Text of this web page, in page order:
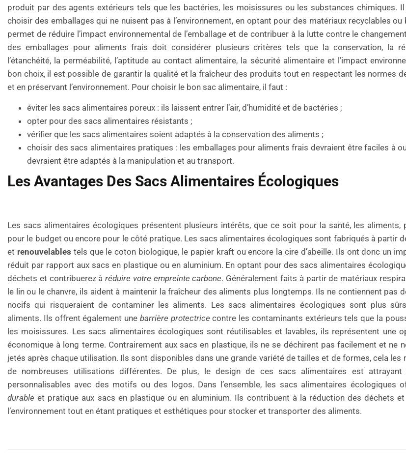
produit par des agents extérieurs tels que les bactéries, les moisissures ou les substances chimiques.
choisir des emballages qui ne nuisent pas à l’environnement, en optant pour des matériaux recyclables ou
permet de réduire l’impact environnemental de l’emballage et de contribuer à la lutte contre le
des emballages pour aliments frais doit considérer plusieurs critères tels que la conservation, la
l’étanchéité, la perméabilité, l’aptitude au contact alimentaire, la sécurité alimentaire et l’impact
bon choix, il est possible de garantir la qualité et la fraîcheur des produits tout en respectant les normes
et en préservant l’environnement. Pour choisir le bon sac alimentaire, il faut :
éviter les sacs alimentaires poreux : ils laissent entrer l’air, d’humidité et de bactéries ;
opter pour des sacs alimentaires résistants ;
vérifier que les sacs alimentaires soient adaptés à la conservation des aliments ;
choisir des sacs alimentaires pratiques : les emballages pour aliments frais devraient être faciles à
devraient être adaptés à la manipulation et au transport.
Les Avantages Des Sacs Alimentaires Écologiques
Les sacs alimentaires écologiques présentent plusieurs intérêts, que ce soit pour la santé, les aliments,
pour le budget ou encore pour le côté pratique. Les sacs alimentaires écologiques sont fabriqués à partir
et renouvelables tels que le coton biologique, le papier kraft ou encore la cire d’abeille. Ils ont donc un
réduit par rapport aux sacs en plastique ou en aluminium. En optant pour des sacs alimentaires
déchets et contribuerez àréduire votre empreinte carbone. Généralement faits à partir de matériaux
le lin ou le chanvre, ils aident à maintenir la fraîcheur des aliments plus longtemps. Ils ne contiennent pas
nocifs qui risqueraient de contaminer les aliments. Les sacs alimentaires écologiques sont plus
aliments. Ils offrent également une barrière protectrice contre les contaminants extérieurs tels que la
les moisissures. Les sacs alimentaires écologiques sont réutilisables et lavables, ils représentent une
économique à long terme. Contrairement aux sacs en plastique, ils ne se déchirent pas facilement et ne
jetés après chaque utilisation. Ils sont disponibles dans une grande variété de tailles et de formes, cela les
de nombreuses utilisations différentes. De plus, le design de ces sacs alimentaires est
personnalisables avec des motifs ou des logos. Dans l’ensemble, les sacs alimentaires écologiques
durable et pratique aux sacs en plastique ou en aluminium. Ils contribuent à la réduction des déchets
l’environnement tout en étant pratiques et esthétiques pour stocker et transporter des aliments.